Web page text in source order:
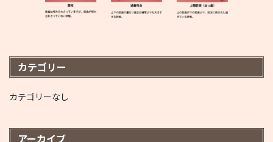
カテゴリー
カテゴリーなし
アーカイブ